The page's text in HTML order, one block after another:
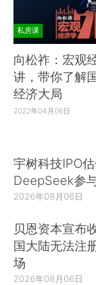
私房课
向松祚：宏观
讲，带你了解
经济大局
2022年04月06日
宇树科技IPO
DeepSeek参
2026年08月06日
贝恩资本宣布
国大陆无法注
场
2026年08月06日